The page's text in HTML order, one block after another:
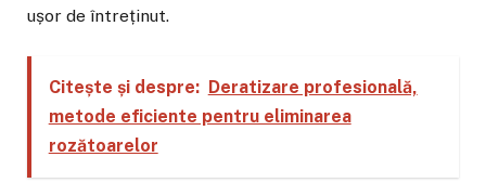
ușor de întreținut.
Citește și despre: Deratizare profesională,
metode eficiente pentru eliminarea
rozătoarelor